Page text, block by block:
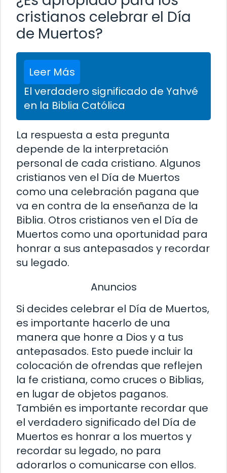
cristianos celebrar el Día
de Muertos?
Leer Más
El verdadero significado de Yahvé
en la Biblia Católica
La respuesta a esta pregunta
depende de la interpretación
personal de cada cristiano. Algunos
cristianos ven el Día de Muertos
como una celebración pagana que
va en contra de la enseñanza de la
Biblia. Otros cristianos ven el Día de
Muertos como una oportunidad para
honrar a sus antepasados y recordar
su legado.
Anuncios
Si decides celebrar el Día de Muertos,
es importante hacerlo de una
manera que honre a Dios y a tus
antepasados. Esto puede incluir la
colocación de ofrendas que reflejen
la fe cristiana, como cruces o Biblias,
en lugar de objetos paganos.
También es importante recordar que
el verdadero significado del Día de
Muertos es honrar a los muertos y
recordar su legado, no para
adorarlos o comunicarse con ellos.